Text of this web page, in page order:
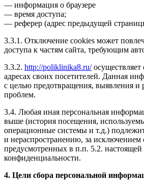
— информация о браузере
— время доступа;
— реферер (адрес предыдущей
3.3.1. Отключение cookies может
доступа к частям сайта, требующим
3.3.2. http://poliklinika8.ru/осуществляет
адресах своих посетителей. Данная
с целью предотвращения, выявления и
проблем.
3.4. Любая иная персональная
выше (история посещения,
операционные системы и т.д.)
и нераспространению, за исключением
предусмотренных в п.п. 5.2.
конфиденциальности.
4. Цели сбора персональной